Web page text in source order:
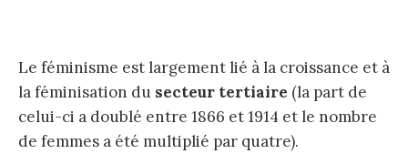
Le féminisme est largement lié à la croissance et à
la féminisation du secteur tertiaire (la part de
celui-ci a doublé entre 1866 et 1914 et le nombre
de femmes a été multiplié par quatre).